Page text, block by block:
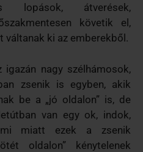
átverések,
követik el,
ki az emberekből.
igazán nagy szélhámosok,
zsenik is egyben, akik
be a „jó oldalon” is, de
van egy ok, indok,
miatt ezek a zsenik
oldalon” kénytelenek